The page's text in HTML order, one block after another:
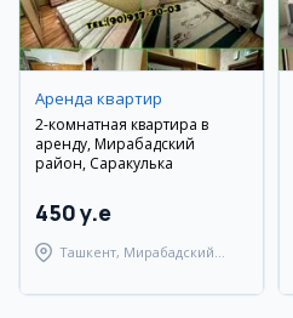
Аренда квартир
2-комнатная квартира в
аренду, Мирабадский
район, Саракулька
450 y.e
Ташкент, Мирабадский